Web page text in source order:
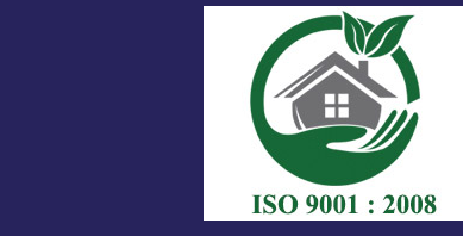
Bỏ